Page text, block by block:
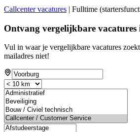
Callcenter vacatures | Fulltime
Ontvang vergelijkbare
Vul in waar je vergelijkbare vacatures
mailadres niet!